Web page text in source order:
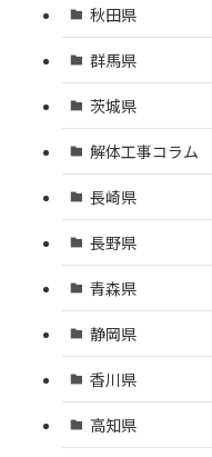
秋田県
群馬県
茨城県
解体工事コラム
長崎県
長野県
青森県
静岡県
香川県
高知県